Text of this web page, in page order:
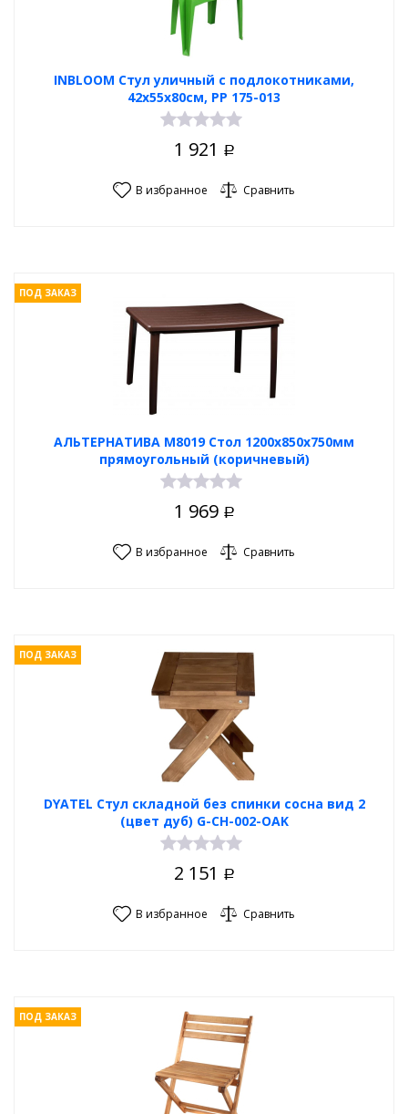
INBLOOM Стул уличный с подлокотниками,
42х55х80см, РР 175-013
1 921 Р
В избранное Сравнить
АЛЬТЕРНАТИВА М8019 Стол 1200х850х750мм
прямоугольный (коричневый)
ПОД ЗАКАЗ
1 969 Р
В избранное Сравнить
DYATEL Стул складной без спинки сосна вид 2
(цвет дуб) G-СH-002-OAK
ПОД ЗАКАЗ
2 151 Р
В избранное Сравнить
ПОД ЗАКАЗ